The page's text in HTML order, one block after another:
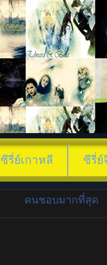
ซีรี่ย์เกาหลี ซีรี่ย์
คนชอบมากที่สุด